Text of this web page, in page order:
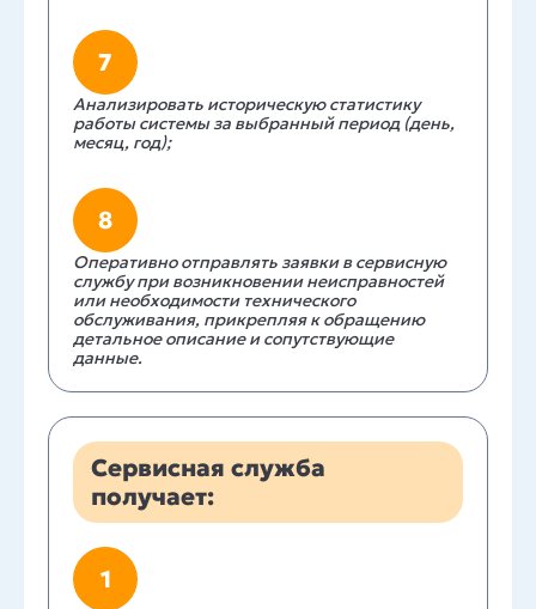
7
Анализировать историческую статистику
работы системы за выбранный период (день,
месяц, год);
8
Оперативно отправлять заявки в сервисную
службу при возникновении неисправностей
или необходимости технического
обслуживания, прикрепляя к обращению
детальное описание и сопутствующие
данные.
Сервисная служба
получает:
1